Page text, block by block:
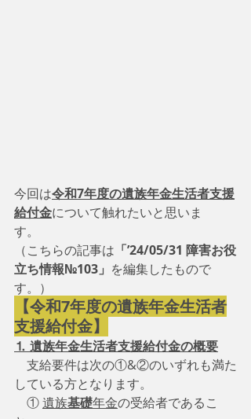
今回は令和7年度の遺族年金生活者支援
給付金について触れたいと思いま
す。
（こちらの記事は 「’24/05/31 障害お役
立ち情報№103」 を編集したもので
す。）
【令和7年度の遺族年金生活者
支援給付金】
⒈ 遺族年金生活者支援給付金の概要
支給要件は次の①&②のいずれも満た
している方となります。
① 遺族基礎年金の受給者であるこ